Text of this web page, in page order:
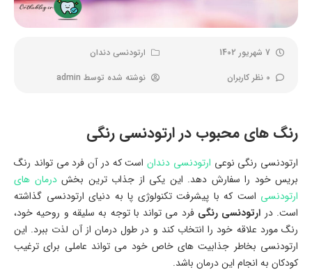
7 شهریور 1402
ارتودنسی دندان
0 نظر کاربران
نوشته شده توسط admin
رنگ های محبوب در ارتودنسی رنگی
ارتودنسی رنگی نوعی ارتودنسی دندان است که در آن فرد می تواند رنگ
بریس خود را سفارش دهد. این یکی از جذاب ترین بخشدرمان های
ارتودنسی است که با پیشرفت تکنولوژی پا به دنیای ارتودنسی گذاشته
است. در ارتودنسی رنگی فرد می تواند با توجه به سلیقه و روحیه خود،
رنگ مورد علاقه خود را انتخاب کند و در طول درمان از آن لذت ببرد. این
ارتودنسی بخاطر جذابیت های خاص خود می تواند عاملی برای ترغیب
کودکان به انجام این درمان باشد.